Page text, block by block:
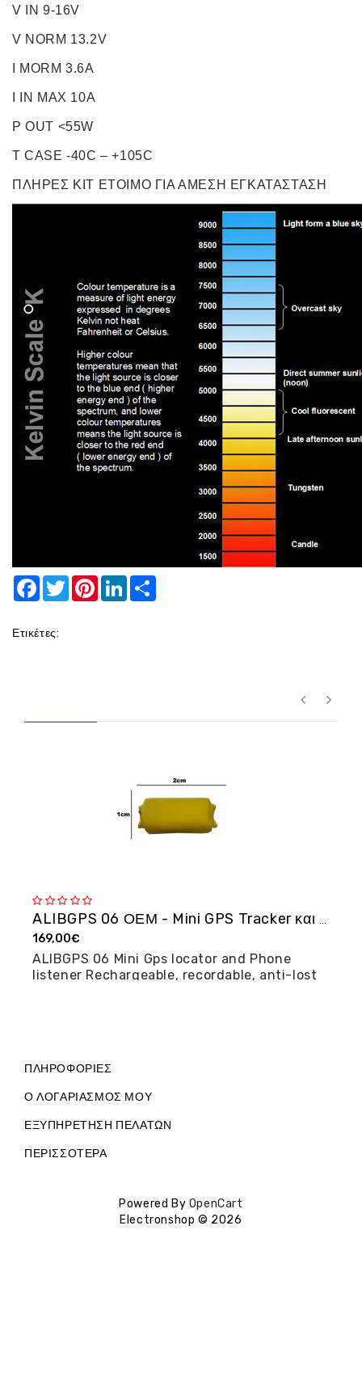
V ΙΝ 9-16V
V NORM 13.2V
I MORM 3.6A
I IN MAX 10A
P OUT <55W
T CASE -40C – +105C
ΠΛΗΡΕΣ ΚΙΤ ETOIMO ΓΙΑ ΑΜΕΣΗ ΕΓΚΑΤΑΣΤΑΣΗ
Facebook
TwitterPinterestLinkedIn
Ετικέτες:
ALIBGPS 06 ΟΕΜ - Mini GPS Tracker και φω�...
169,00€
ALIBGPS 06 Mini Gps locator and Phone
listener Rechargeable, recordable, anti-lost
ΠΛΗΡΟΦΟΡΊΕΣ
Ο ΛΟΓΑΡΙΑΣΜΌΣ ΜΟΥ
ΕΞΥΠΗΡΈΤΗΣΗ ΠΕΛΑΤΏΝ
ΠΕΡΙΣΣΌΤΕΡΑ
Powered By OpenCart
Electronshop © 2026